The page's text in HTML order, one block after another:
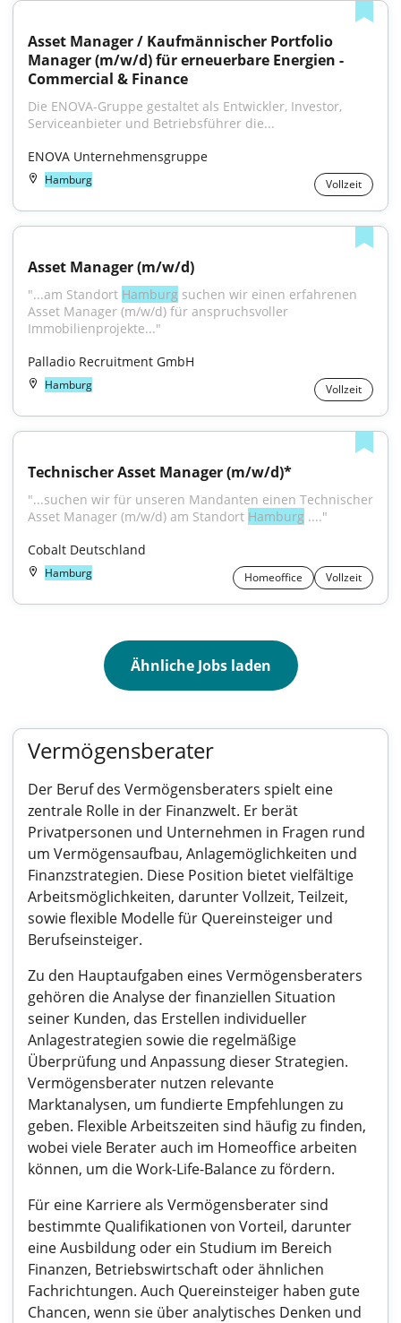
Asset Manager / Kaufmännischer Portfolio
Manager (m/w/d) für erneuerbare Energien -
Commercial & Finance
Die ENOVA-Gruppe gestaltet als Entwickler, Investor,
Serviceanbieter und Betriebsführer die...
ENOVA Unternehmensgruppe
Hamburg Vollzeit
Asset Manager (m/w/d)
"...am Standort Hamburg suchen wir einen erfahrenen
Asset Manager (m/w/d) für anspruchsvoller
Immobilienprojekte..."
Palladio Recruitment GmbH
Hamburg Vollzeit
Technischer Asset Manager (m/w/d)*
"...suchen wir für unseren Mandanten einen Technischer
Asset Manager (m⁠/⁠w⁠/⁠d) am Standort Hamburg ...."
Cobalt Deutschland
Hamburg Homeoffice Vollzeit
Ähnliche Jobs laden
Vermögensberater
Der Beruf des Vermögensberaters spielt eine
zentrale Rolle in der Finanzwelt. Er berät
Privatpersonen und Unternehmen in Fragen rund
um Vermögensaufbau, Anlagemöglichkeiten und
Finanzstrategien. Diese Position bietet vielfältige
Arbeitsmöglichkeiten, darunter Vollzeit, Teilzeit,
sowie flexible Modelle für Quereinsteiger und
Berufseinsteiger.
Zu den Hauptaufgaben eines Vermögensberaters
gehören die Analyse der finanziellen Situation
seiner Kunden, das Erstellen individueller
Anlagestrategien sowie die regelmäßige
Überprüfung und Anpassung dieser Strategien.
Vermögensberater nutzen relevante
Marktanalysen, um fundierte Empfehlungen zu
geben. Flexible Arbeitszeiten sind häufig zu finden,
wobei viele Berater auch im Homeoffice arbeiten
können, um die Work-Life-Balance zu fördern.
Für eine Karriere als Vermögensberater sind
bestimmte Qualifikationen von Vorteil, darunter
eine Ausbildung oder ein Studium im Bereich
Finanzen, Betriebswirtschaft oder ähnlichen
Fachrichtungen. Auch Quereinsteiger haben gute
Chancen, wenn sie über analytisches Denken und